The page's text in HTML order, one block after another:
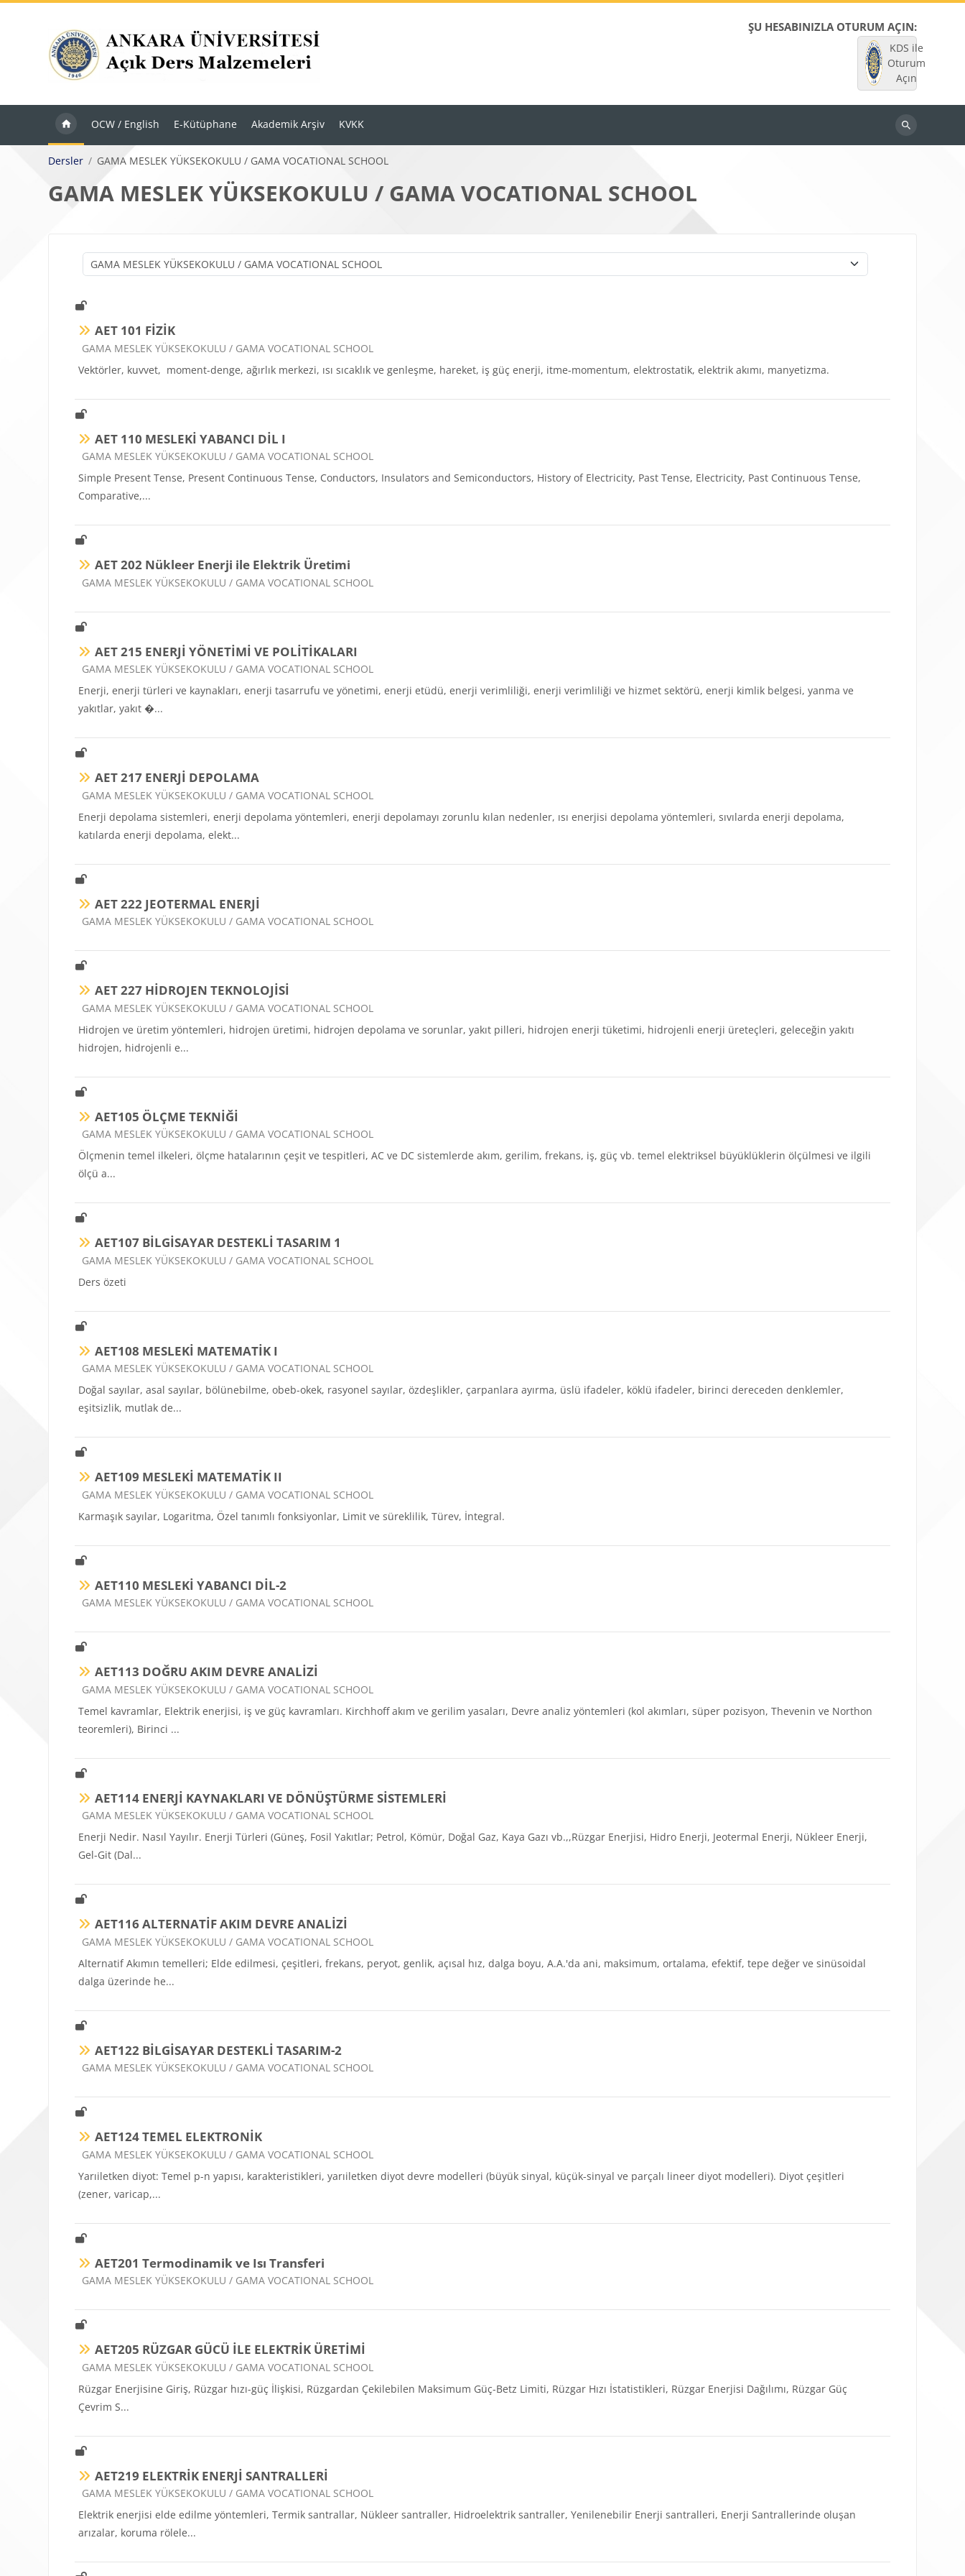
ŞU HESABINIZLA OTURUM AÇIN:
KDS ile
Oturum
Açın
OCW / English E-Kütüphane Akademik Arşiv KVKK
Dersleri
Dersler GAMA MESLEK YÜKSEKOKULU / GAMA VOCATIONAL SCHOOL
GAMA MESLEK YÜKSEKOKULU / GAMA VOCATIONAL SCHOOL
AET 101 FİZİK
Ders kategorisi
GAMA MESLEK YÜKSEKOKULU / GAMA VOCATIONAL SCHOOL
Vektörler, kuvvet, moment-denge, ağırlık merkezi, ısı sıcaklık ve genleşme, hareket, iş güç enerji, itme-momentum, elektrostatik, elektrik akımı, manyetizma.
AET 110 MESLEKİ YABANCI DİL I
Ders kategorisi
GAMA MESLEK YÜKSEKOKULU / GAMA VOCATIONAL SCHOOL
Simple Present Tense, Present Continuous Tense, Conductors, Insulators and Semiconductors, History of Electricity, Past Tense, Electricity, Past Continuous Tense,
Comparative,...
AET 202 Nükleer Enerji ile Elektrik Üretimi
Ders kategorisi
GAMA MESLEK YÜKSEKOKULU / GAMA VOCATIONAL SCHOOL
AET 215 ENERJİ YÖNETİMİ VE POLİTİKALARI
Ders kategorisi
GAMA MESLEK YÜKSEKOKULU / GAMA VOCATIONAL SCHOOL
Enerji, enerji türleri ve kaynakları, enerji tasarrufu ve yönetimi, enerji etüdü, enerji verimliliği, enerji verimliliği ve hizmet sektörü, enerji kimlik belgesi, yanma ve
yakıtlar, yakıt �...
AET 217 ENERJİ DEPOLAMA
Ders kategorisi
GAMA MESLEK YÜKSEKOKULU / GAMA VOCATIONAL SCHOOL
Enerji depolama sistemleri, enerji depolama yöntemleri, enerji depolamayı zorunlu kılan nedenler, ısı enerjisi depolama yöntemleri, sıvılarda enerji depolama,
katılarda enerji depolama, elekt...
AET 222 JEOTERMAL ENERJİ
Ders kategorisi
GAMA MESLEK YÜKSEKOKULU / GAMA VOCATIONAL SCHOOL
AET 227 HİDROJEN TEKNOLOJİSİ
Ders kategorisi
GAMA MESLEK YÜKSEKOKULU / GAMA VOCATIONAL SCHOOL
Hidrojen ve üretim yöntemleri, hidrojen üretimi, hidrojen depolama ve sorunlar, yakıt pilleri, hidrojen enerji tüketimi, hidrojenli enerji üreteçleri, geleceğin yakıtı
hidrojen, hidrojenli e...
AET105 ÖLÇME TEKNİĞİ
Ders kategorisi
GAMA MESLEK YÜKSEKOKULU / GAMA VOCATIONAL SCHOOL
Ölçmenin temel ilkeleri, ölçme hatalarının çeşit ve tespitleri, AC ve DC sistemlerde akım, gerilim, frekans, iş, güç vb. temel elektriksel büyüklüklerin ölçülmesi ve ilgili
ölçü a...
AET107 BİLGİSAYAR DESTEKLİ TASARIM 1
Ders kategorisi
GAMA MESLEK YÜKSEKOKULU / GAMA VOCATIONAL SCHOOL
Ders özeti
AET108 MESLEKİ MATEMATİK I
Ders kategorisi
GAMA MESLEK YÜKSEKOKULU / GAMA VOCATIONAL SCHOOL
Doğal sayılar, asal sayılar, bölünebilme, obeb-okek, rasyonel sayılar, özdeşlikler, çarpanlara ayırma, üslü ifadeler, köklü ifadeler, birinci dereceden denklemler,
eşitsizlik, mutlak de...
AET109 MESLEKİ MATEMATİK II
Ders kategorisi
GAMA MESLEK YÜKSEKOKULU / GAMA VOCATIONAL SCHOOL
Karmaşık sayılar, Logaritma, Özel tanımlı fonksiyonlar, Limit ve süreklilik, Türev, İntegral.
AET110 MESLEKİ YABANCI DİL-2
Ders kategorisi
GAMA MESLEK YÜKSEKOKULU / GAMA VOCATIONAL SCHOOL
AET113 DOĞRU AKIM DEVRE ANALİZİ
Ders kategorisi
GAMA MESLEK YÜKSEKOKULU / GAMA VOCATIONAL SCHOOL
Temel kavramlar, Elektrik enerjisi, iş ve güç kavramları. Kirchhoff akım ve gerilim yasaları, Devre analiz yöntemleri (kol akımları, süper pozisyon, Thevenin ve Northon
teoremleri), Birinci ...
AET114 ENERJİ KAYNAKLARI VE DÖNÜŞTÜRME SİSTEMLERİ
Ders kategorisi
GAMA MESLEK YÜKSEKOKULU / GAMA VOCATIONAL SCHOOL
Enerji Nedir. Nasıl Yayılır. Enerji Türleri (Güneş, Fosil Yakıtlar; Petrol, Kömür, Doğal Gaz, Kaya Gazı vb.,,Rüzgar Enerjisi, Hidro Enerji, Jeotermal Enerji, Nükleer Enerji,
Gel-Git (Dal...
AET116 ALTERNATİF AKIM DEVRE ANALİZİ
Ders kategorisi
GAMA MESLEK YÜKSEKOKULU / GAMA VOCATIONAL SCHOOL
Alternatif Akımın temelleri; Elde edilmesi, çeşitleri, frekans, peryot, genlik, açısal hız, dalga boyu, A.A.'da ani, maksimum, ortalama, efektif, tepe değer ve sinüsoidal
dalga üzerinde he...
AET122 BİLGİSAYAR DESTEKLİ TASARIM-2
Ders kategorisi
GAMA MESLEK YÜKSEKOKULU / GAMA VOCATIONAL SCHOOL
AET124 TEMEL ELEKTRONİK
Ders kategorisi
GAMA MESLEK YÜKSEKOKULU / GAMA VOCATIONAL SCHOOL
Yarıiletken diyot: Temel p-n yapısı, karakteristikleri, yarıiletken diyot devre modelleri (büyük sinyal, küçük-sinyal ve parçalı lineer diyot modelleri). Diyot çeşitleri
(zener, varicap,...
AET201 Termodinamik ve Isı Transferi
Ders kategorisi
GAMA MESLEK YÜKSEKOKULU / GAMA VOCATIONAL SCHOOL
AET205 RÜZGAR GÜCÜ İLE ELEKTRİK ÜRETİMİ
Ders kategorisi
GAMA MESLEK YÜKSEKOKULU / GAMA VOCATIONAL SCHOOL
Rüzgar Enerjisine Giriş, Rüzgar hızı-güç İlişkisi, Rüzgardan Çekilebilen Maksimum Güç-Betz Limiti, Rüzgar Hızı İstatistikleri, Rüzgar Enerjisi Dağılımı, Rüzgar Güç
Çevrim S...
AET219 ELEKTRİK ENERJİ SANTRALLERİ
Ders kategorisi
GAMA MESLEK YÜKSEKOKULU / GAMA VOCATIONAL SCHOOL
Elektrik enerjisi elde edilme yöntemleri, Termik santrallar, Nükleer santraller, Hidroelektrik santraller, Yenilenebilir Enerji santralleri, Enerji Santrallerinde oluşan
arızalar, koruma rölele...